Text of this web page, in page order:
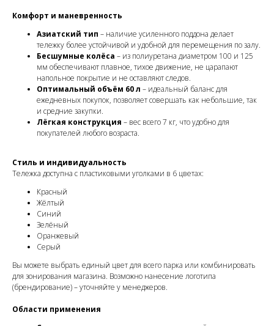
Комфорт и маневренность
Азиатский тип – наличие усиленного поддона делает
тележку более устойчивой и удобной для перемещения по залу.
Бесшумные колёса – из полиуретана диаметром 100 и 125
мм обеспечивают плавное, тихое движение, не царапают
напольное покрытие и не оставляют следов.
Оптимальный объём 60 л – идеальный баланс для
ежедневных покупок, позволяет совершать как небольшие, так
и средние закупки.
Лёгкая конструкция – вес всего 7 кг, что удобно для
покупателей любого возраста.
Стиль и индивидуальность
Тележка доступна с пластиковыми уголками в 6 цветах:
Красный
Жёлтый
Синий
Зелёный
Оранжевый
Серый
Вы можете выбрать единый цвет для всего парка или комбинировать
для зонирования магазина. Возможно нанесение логотипа
(брендирование) – уточняйте у менеджеров.
Области применения